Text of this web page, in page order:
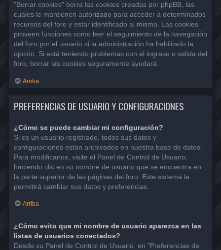
"Borrar cookies" borra las cookies creadas por phpBB, las
cuales le mantienen autorizado para acceder a determinados
recursos del foro y estar identificado al mismo. Las cookies
proveen funciones como leer el seguimiento de la navegación
del foro por el usuario si la administración ha habilitado la
opción. Si está teniendo problemas con el ingreso o salida del
foro, borrar las cookies seguramente ayudará.
Arriba
PREFERENCIAS DE USUARIO Y CONFIGURACIONES
¿Cómo se puede cambiar mi configuración?
Si es un usuario registrado, todos sus datos y
configuraciones están archivados en nuestra base de datos.
Para modificarlos, visite el Panel de Control de Usuario;
haciendo clic en su nombre de usuario que se encuentra en
la parte superior de las páginas del foro. Este sistema le
permitirá cambiar sus datos y preferencias.
Arriba
¿Cómo evito que mi nombre de usuario aparezca en las
listas de usuarios conectados?
Desde su Panel de Control de Usuario, en "Preferencias de